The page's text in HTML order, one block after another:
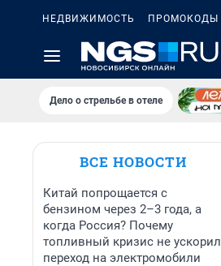
НЕДВИЖИМОСТЬ ПРОМОКОДЫ
Дело о стрельбе в отеле
ВСЕ НОВОСТИ
Китай попрощается с
бензином через 2–3 года, а
когда Россия? Почему
топливный кризис не ускорил
переход на электромобили